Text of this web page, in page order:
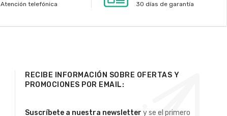
Atención telefónica 30 días de garantía
RECIBE INFORMACIÓN SOBRE OFERTAS Y
PROMOCIONES POR EMAIL:
Suscríbete a nuestra newsletter y se el primero